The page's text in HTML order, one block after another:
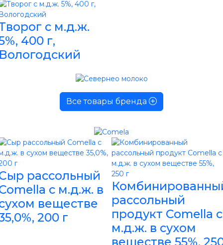
с м.д.ж.
400 г,
Все товары бренда
рассольный
с м.д.ж. в
веществе
200 г
рассольный
продукт Comella с
м.д.ж. в сухом
веществе 55%,